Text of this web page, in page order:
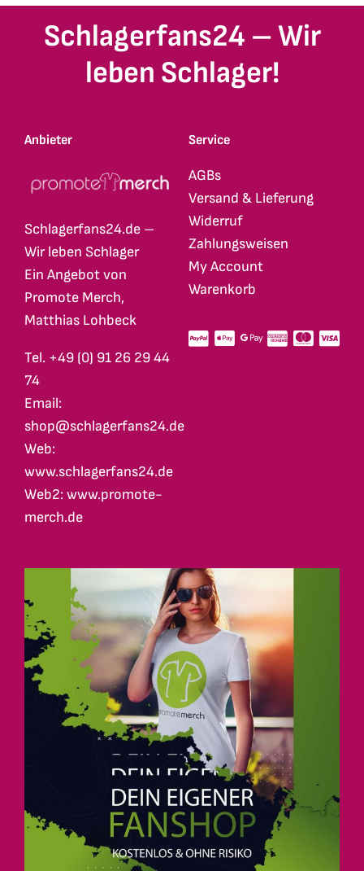
Schlagerfans24 – Wir
leben Schlager!
Anbieter
Schlagerfans24.de –
Wir leben Schlager
Ein Angebot von
Promote Merch,
Matthias Lohbeck
Tel. +49 (0) 91 26 29 44
74
Email:
shop@schlagerfans24.de
Web:
www.schlagerfans24.de
Web2: www.promote-
merch.de
Service
AGBs
Versand & Lieferung
Widerruf
Zahlungsweisen
My Account
Warenkorb